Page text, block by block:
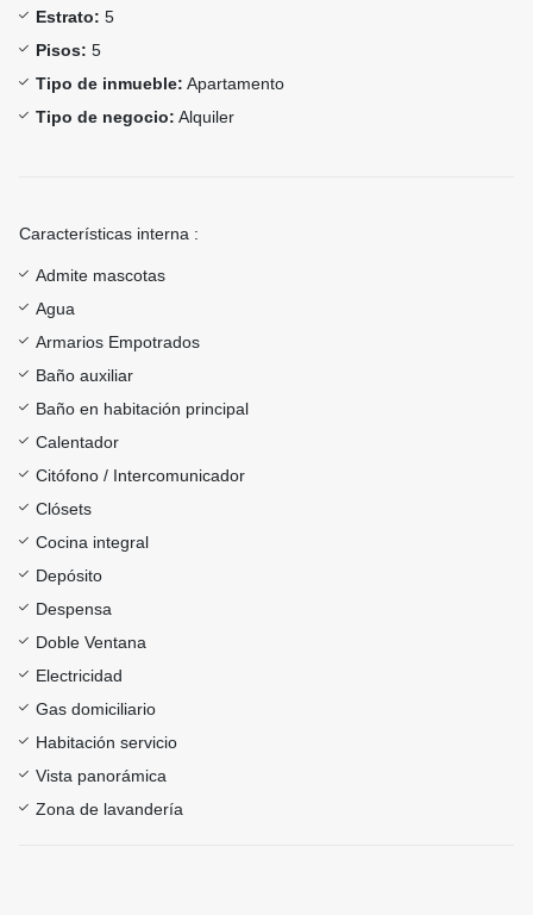
Estrato: 5
Pisos: 5
Tipo de inmueble: Apartamento
Tipo de negocio: Alquiler
Características interna :
Admite mascotas
Agua
Armarios Empotrados
Baño auxiliar
Baño en habitación principal
Calentador
Citófono / Intercomunicador
Clósets
Cocina integral
Depósito
Despensa
Doble Ventana
Electricidad
Gas domiciliario
Habitación servicio
Vista panorámica
Zona de lavandería